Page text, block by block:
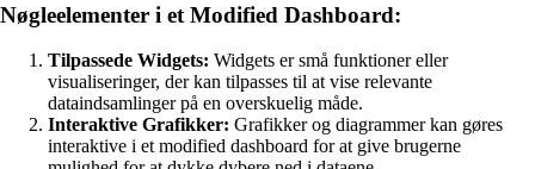
Nøgleelementer i et Modified Dashboard:
Tilpassede Widgets: Widgets er små funktioner eller
visualiseringer, der kan tilpasses til at vise relevante
dataindsamlinger på en overskuelig måde.
Interaktive Grafikker: Grafikker og diagrammer kan gøres
interaktive i et modified dashboard for at give brugerne